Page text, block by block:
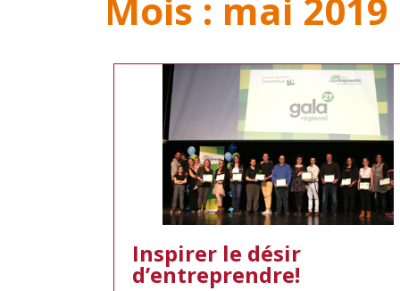
Mois : mai 2019
Inspirer le désir
d’entreprendre!